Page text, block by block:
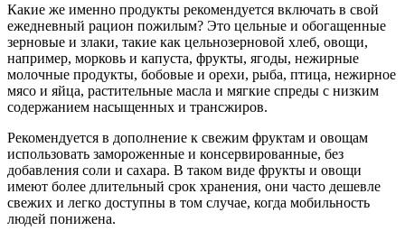
Какие же именно продукты рекомендуется включать в свой
ежедневный рацион пожилым? Это цельные и обогащенные
зерновые и злаки, такие как цельнозерновой хлеб, овощи,
например, морковь и капуста, фрукты, ягоды, нежирные
молочные продукты, бобовые и орехи, рыба, птица, нежирное
мясо и яйца, растительные масла и мягкие спреды с низким
содержанием насыщенных и трансжиров.
Рекомендуется в дополнение к свежим фруктам и овощам
использовать замороженные и консервированные, без
добавления соли и сахара. В таком виде фрукты и овощи
имеют более длительный срок хранения, они часто дешевле
свежих и легко доступны в том случае, когда мобильность
людей понижена.